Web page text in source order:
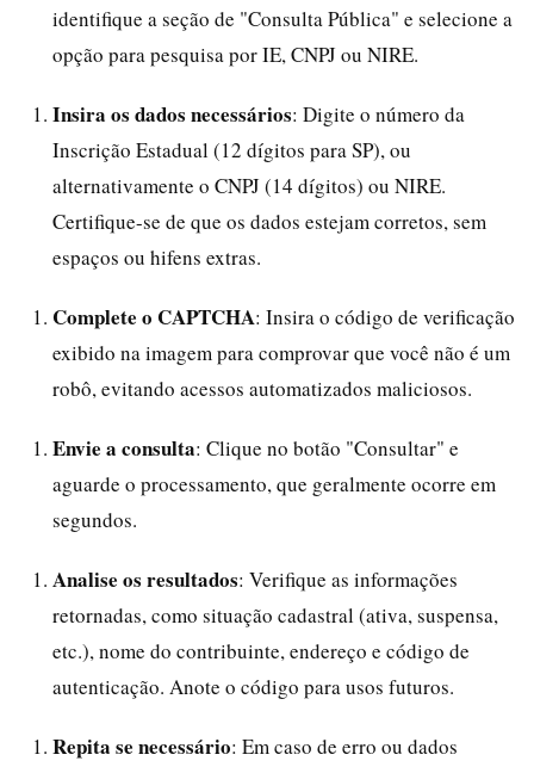
identifique a seção de "Consulta Pública" e selecione a
opção para pesquisa por IE, CNPJ ou NIRE.
Insira os dados necessários: Digite o número da
Inscrição Estadual (12 dígitos para SP), ou
alternativamente o CNPJ (14 dígitos) ou NIRE.
Certifique-se de que os dados estejam corretos, sem
espaços ou hifens extras.
Complete o CAPTCHA: Insira o código de verificação
exibido na imagem para comprovar que você não é um
robô, evitando acessos automatizados maliciosos.
Envie a consulta: Clique no botão "Consultar" e
aguarde o processamento, que geralmente ocorre em
segundos.
Analise os resultados: Verifique as informações
retornadas, como situação cadastral (ativa, suspensa,
etc.), nome do contribuinte, endereço e código de
autenticação. Anote o código para usos futuros.
Repita se necessário: Em caso de erro ou dados